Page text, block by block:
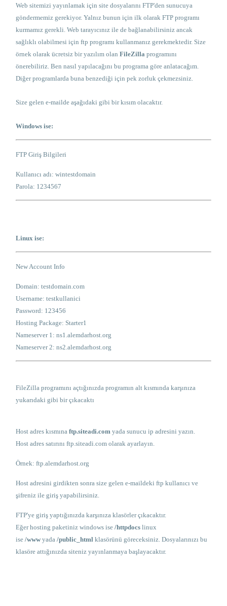
Web sitemizi yayınlamak için site dosyalarını FTP'den sunucuya
göndermemiz gerekiyor. Yalnız bunun için ilk olarak FTP programı
kurmamız gerekli. Web tarayıcınız ile de bağlanabilirsiniz ancak
sağlıklı olabilmesi için ftp programı kullanmanız gerekmektedir. Size
örnek olarak ücretsiz bir yazılım olanFileZilla programını
önerebiliriz. Ben nasıl yapılacağını bu programa göre anlatacağım.
Diğer programlarda buna benzediği için pek zorluk çekmezsiniz.
Size gelen e-mailde aşağıdaki gibi bir kısım olacaktır.
Windows ise:
FTP Giriş Bilgileri
Kullanıcı adı: wintestdomain
Parola: 1234567
Linux ise:
New Account Info
Domain: testdomain.com
Username: testkullanici
Password: 123456
Hosting Package: Starter1
Nameserver 1: ns1.alemdarhost.org
Nameserver 2: ns2.alemdarhost.org
FileZilla programını açtığınızda programın alt kısmında karşınıza
yukarıdaki gibi bir çıkacaktı
Host adres kısmınaftp.siteadi.com yada sunucu ip adresini yazın.
Host adres satırını ftp.siteadi.com olarak ayarlayın.
Örnek: ftp.alemdarhost.org
Host adresini girdikten sonra size gelen e-maildeki ftp kullanıcı ve
şifreniz ile giriş yapabilirsiniz.
FTP'ye giriş yaptığınızda karşınıza klasörler çıkacaktır.
Eğer hosting paketiniz windows ise/httpdocs linux
ise/www yada/public_html klasörünü göreceksiniz. Dosyalarınızı bu
klasöre attığınızda siteniz yayınlanmaya başlayacaktır.